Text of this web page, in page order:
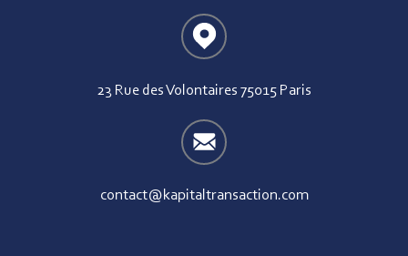
23 Rue des Volontaires 75015 Paris
contact@kapitaltransaction.com